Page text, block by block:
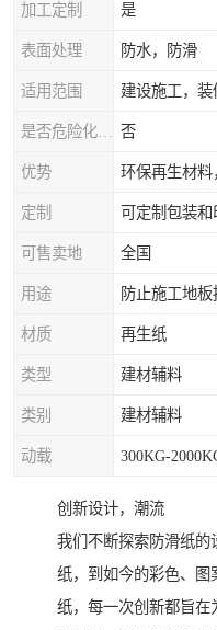
加工定制 是
表面处理 防水，防滑
适用范围 建设施工，装
否
优势 环保再生材
定制 可定制包装和
可售卖地 全国
用途 防止施工地
材质 再生纸
类型 建材辅料
类别 建材辅料
动载 300KG-
创新设计，潮流
我们不断探索防滑纸的
纸，到如今的彩色、
纸，每一次创新都旨在